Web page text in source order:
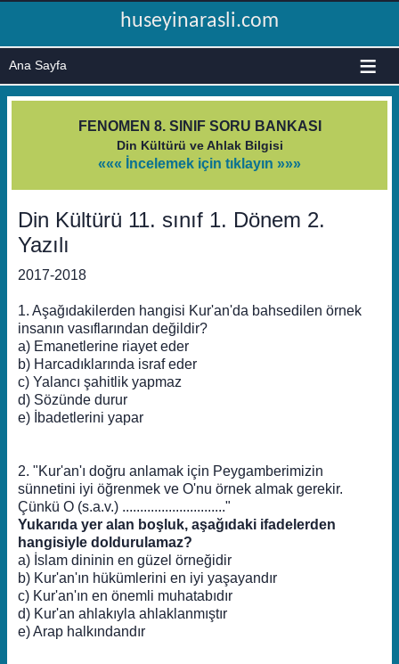
huseyinarasli.com
≡
FENOMEN 8. SINIF SORU BANKASI
Din Kültürü ve Ahlak Bilgisi
««« İncelemek için tıklayın »»»
Din Kültürü 11. sınıf 1. Dönem 2.
Yazılı
2017-2018
1. Aşağıdakilerden hangisi Kur'an'da bahsedilen örnek
insanın vasıflarından değildir?
a) Emanetlerine riayet eder
b) Harcadıklarında israf eder
c) Yalancı şahitlik yapmaz
d) Sözünde durur
e) İbadetlerini yapar
2. "Kur'an'ı doğru anlamak için Peygamberimizin
sünnetini iyi öğrenmek ve O'nu örnek almak gerekir.
Çünkü O (s.a.v.) ............................."
Yukarıda yer alan boşluk, aşağıdaki ifadelerden
hangisiyle doldurulamaz?
a) İslam dininin en güzel örneğidir
b) Kur'an'ın hükümlerini en iyi yaşayandır
c) Kur'an'ın en önemli muhatabıdır
d) Kur'an ahlakıyla ahlaklanmıştır
e) Arap halkındandır